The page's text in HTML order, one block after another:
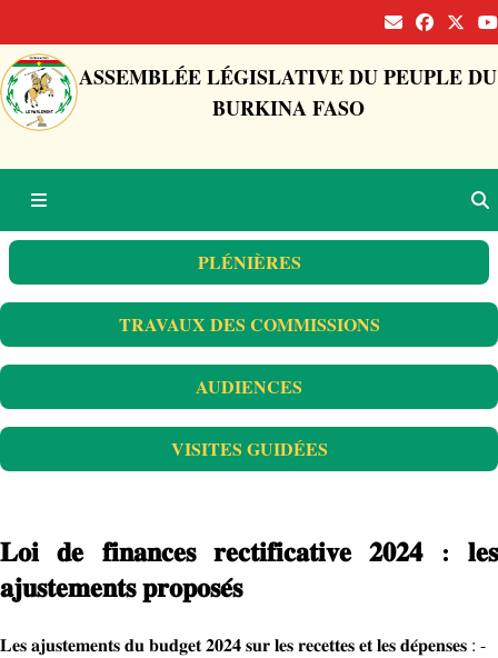
ASSEMBLÉE LÉGISLATIVE DU PEUPLE DU
BURKINA FASO
PLÉNIÈRES
TRAVAUX DES COMMISSIONS
AUDIENCES
VISITES GUIDÉES
𝐋𝐨𝐢 𝐝𝐞 𝐟𝐢𝐧𝐚𝐧𝐜𝐞𝐬 𝐫𝐞𝐜𝐭𝐢𝐟𝐢𝐜𝐚𝐭𝐢𝐯𝐞 𝟐𝟎𝟐𝟒 : 𝐥𝐞𝐬
𝐚𝐣𝐮𝐬𝐭𝐞𝐦𝐞𝐧𝐭𝐬 𝐩𝐫𝐨𝐩𝐨𝐬𝐞́𝐬
𝐋𝐞𝐬 𝐚𝐣𝐮𝐬𝐭𝐞𝐦𝐞𝐧𝐭𝐬 𝐝𝐮 𝐛𝐮𝐝𝐠𝐞𝐭 𝟐𝟎𝟐𝟒 𝐬𝐮𝐫 𝐥𝐞𝐬 𝐫𝐞𝐜𝐞𝐭𝐭𝐞𝐬 𝐞𝐭 𝐥𝐞𝐬 𝐝𝐞́𝐩𝐞𝐧𝐬𝐞𝐬 : -